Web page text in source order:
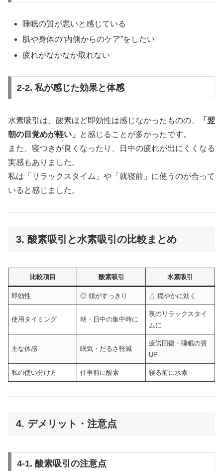
睡眠の質が悪いと感じている
肌や身体の“内側からのケア”をしたい
疲れがなかなか取れない
2-2. 私が感じた効果と体感
水素吸引は、酸素ほど即効性は感じなかったものの、
「翌
朝の目覚めが軽い」
と感じることが多かったです。
また、寝つきが良くなったり、日中の疲れが出にくくなる
実感もありました。
私は「リラックスタイム」や「就寝前」に使うのが合って
いると感じました。
3. 酸素吸引と水素吸引の比較まとめ
比較項目 酸素吸引 水素吸引
即効性 ◎ 頭がすっきり △ 穏やかに効く
使用タイミング 朝・日中の集中時に
夜のリラックスタイ
ムに
主な体感 眠気・だるさ軽減
疲労回復・睡眠の質
UP
私の使い分け方 仕事前に酸素 寝る前に水素
4. デメリット・注意点
4-1. 酸素吸引の注意点